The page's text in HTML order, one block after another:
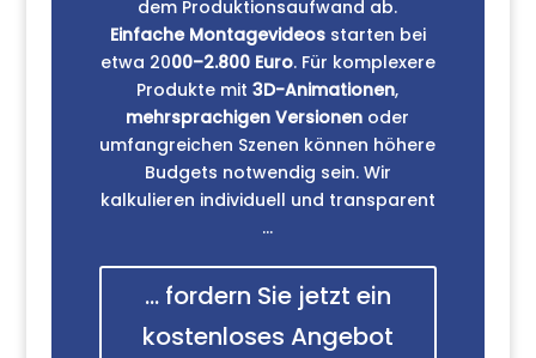
dem Produktionsaufwand ab.
Einfache Montagevideosstarten bei
etwa 2000–2.800 Euro. Für komplexere
Produkte mit3D-Animationen,
mehrsprachigen Versionen oder
umfangreichen Szenen können höhere
Budgets notwendig sein. Wir
kalkulieren individuell und transparent
…
... fordern Sie jetzt ein
kostenloses Angebot